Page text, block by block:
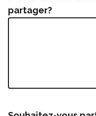
partager?